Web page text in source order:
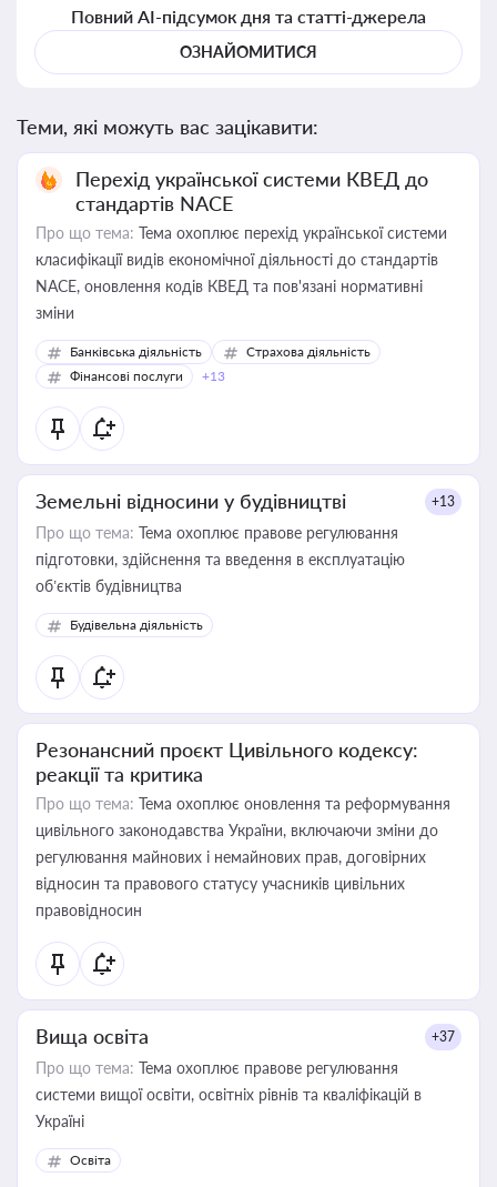
Повний AI-підсумок дня та статті-джерела
ОЗНАЙОМИТИСЯ
Теми, які можуть вас зацікавити:
Перехід української системи КВЕД до
стандартів NACE
Про що тема: Тема охоплює перехід української системи
класифікації видів економічної діяльності до стандартів
NACE, оновлення кодів КВЕД та пов'язані нормативні
зміни
Банківська діяльність
Страхова діяльність
Фінансові послуги
+13
Земельні відносини у будівництві +13
Про що тема: Тема охоплює правове регулювання
підготовки, здійснення та введення в експлуатацію
об’єктів будівництва
Будівельна діяльність
Резонансний проєкт Цивільного кодексу:
реакції та критика
Про що тема: Тема охоплює оновлення та реформування
цивільного законодавства України, включаючи зміни до
регулювання майнових і немайнових прав, договірних
відносин та правового статусу учасників цивільних
правовідносин
Вища освіта +37
Про що тема: Тема охоплює правове регулювання
системи вищої освіти, освітніх рівнів та кваліфікацій в
Україні
Освіта